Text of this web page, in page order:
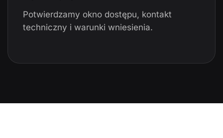
Potwierdzamy okno dostępu, kontakt
techniczny i warunki wniesienia.